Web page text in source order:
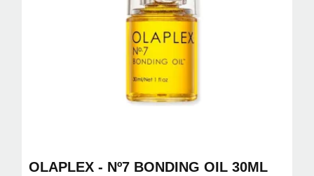
OLAPLEX - Nº7 BONDING OIL 30ML